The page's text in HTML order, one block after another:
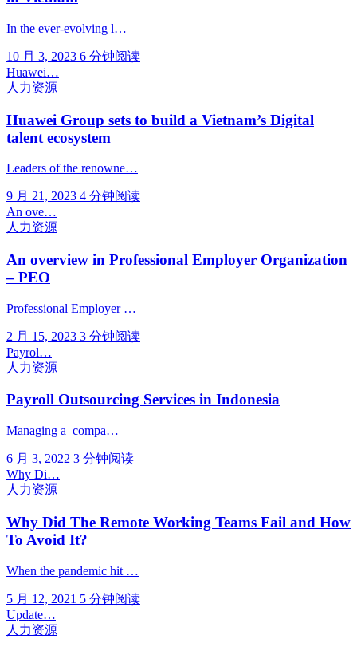
In the ever-evolving l…
10 月 3, 2023 6 分钟阅读
Huawei…
人力资源
Huawei Group sets to build a Vietnam’s Digital
talent ecosystem
Leaders of the renowne…
9 月 21, 2023 4 分钟阅读
An ove…
人力资源
An overview in Professional Employer Organization
– PEO
Professional Employer …
2 月 15, 2023 3 分钟阅读
Payrol…
人力资源
Payroll Outsourcing Services in Indonesia
Managing a compa…
6 月 3, 2022 3 分钟阅读
Why Di…
人力资源
Why Did The Remote Working Teams Fail and How
To Avoid It?
When the pandemic hit …
5 月 12, 2021 5 分钟阅读
Update…
人力资源